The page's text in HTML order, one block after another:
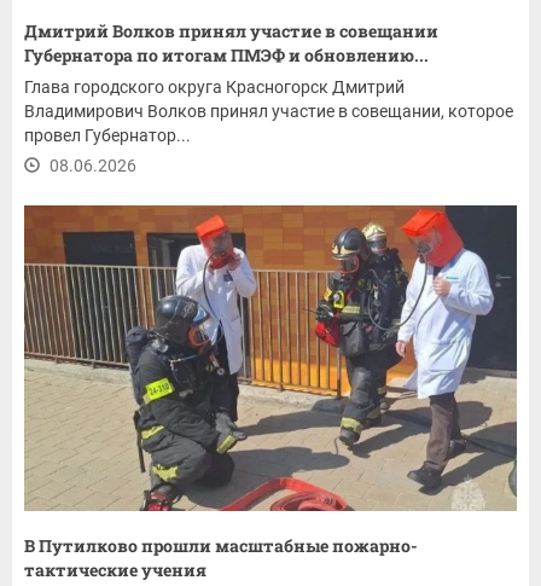
Дмитрий Волков принял участие в совещании
Губернатора по итогам ПМЭФ и обновлению...
Глава городского округа Красногорск Дмитрий
Владимирович Волков принял участие в совещании, которое
провел Губернатор...
08.06.2026
В Путилково прошли масштабные пожарно-
тактические учения